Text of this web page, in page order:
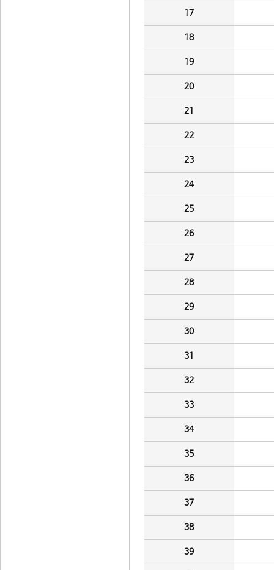
17
18
19
20
21
22
23
24
25
26
27
28
29
30
31
32
33
34
35
36
37
38
39